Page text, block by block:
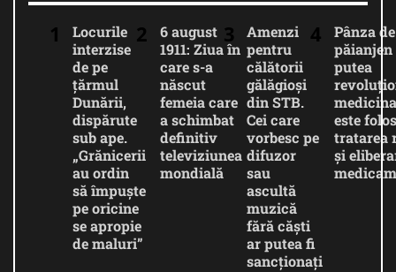
Locurile
interzise
de pe
țărmul
Dunării,
dispărute
sub ape.
„Grănicerii
au ordin
să împuște
pe oricine
se apropie
de maluri”
6 august
1911: Ziua în
care s-a
născut
femeia care
a schimbat
definitiv
televiziunea
mondială
Amenzi
pentru
călătorii
gălăgioși
din STB.
Cei care
vorbesc pe
difuzor
sau
ascultă
muzică
fără căști
ar putea fi
sancționați
Pânza de
păianjen
putea
este
tratarea
și